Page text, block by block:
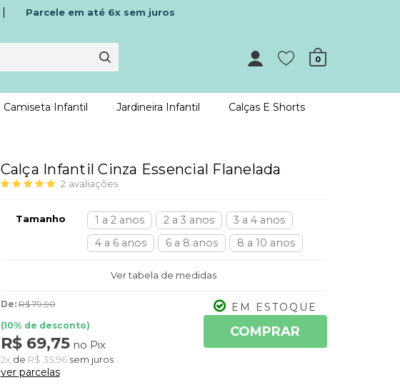
Parcele em até 6x sem juros
0
Camiseta Infantil Jardineira Infantil Calças E Shorts
Calça Infantil Cinza Essencial Flanelada
2 avaliações
Tamanho 1 a 2 anos 2 a 3 anos
3 a 4 anos
4 a 6 anos
6 a 8 anos 8 a 10 anos
Ver tabela de medidas
De:R$ 79,90
(10% de desconto)
R$ 69,75no Pix
2x de R$ 35,96sem juros
ver parcelas
EM ESTOQUE
COMPRAR